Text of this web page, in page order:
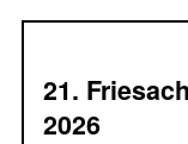
21.
2026